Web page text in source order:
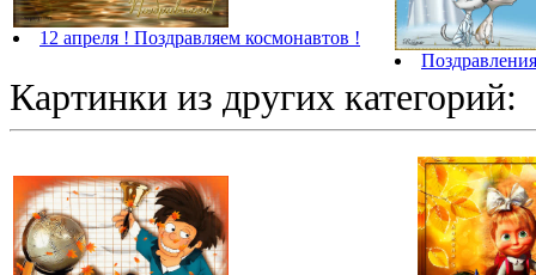
12 апреля ! Поздравляем космонавтов !
Картинки из других категорий: